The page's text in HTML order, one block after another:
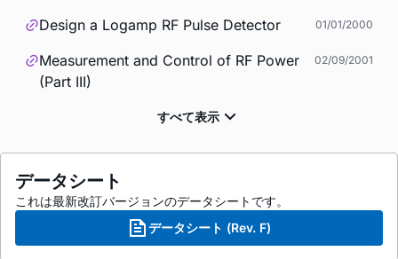
Design a Logamp RF Pulse Detector 01/01/2000
Measurement and Control of RF Power
(Part III)
02/09/2001
データシート
これは最新改訂バージョンのデータシートです。
データシート (Rev. F)